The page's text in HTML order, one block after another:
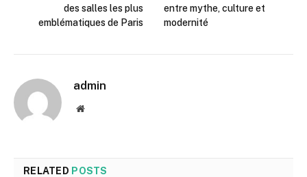
des salles les plus
emblématiques de Paris
entre mythe, culture et
modernité
admin
Website
RELATED POSTS